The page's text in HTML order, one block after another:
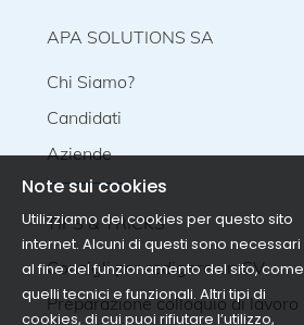
APA SOLUTIONS SA
Chi Siamo?
Candidati
Aziende
TIPS & TRICKS
Consigli per redigere un CV
Preparazione colloquio di lavoro
Note sui cookies
Utilizziamo dei cookies per questo sito
internet. Alcuni di questi sono necessari
al fine del funzionamento del sito, come
quelli tecnici e funzionali. Altri tipi di
cookies, di cui puoi rifiutare l’utilizzo,